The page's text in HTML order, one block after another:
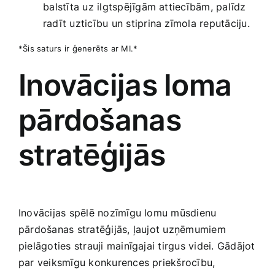
⁤balstīta uz ilgtspējīgām attiecībām, palīdz
radīt uzticību un stiprina zīmola reputāciju.
*Šis‍ saturs ir ģenerēts ar MI.*
Inovācijas‌ loma
pārdošanas
stratēģijās
Inovācijas spēlē nozīmīgu‌ lomu mūsdienu
pārdošanas stratēģijās, ļaujot uzņēmumiem
pielāgoties strauji mainīgajai tirgus videi. Gādājot
par veiksmīgu konkurences priekšrocību,